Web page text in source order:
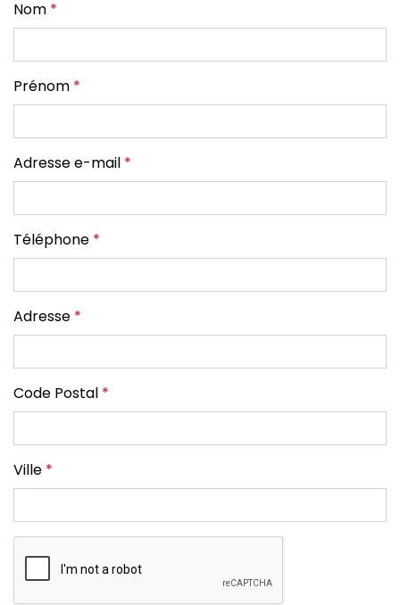
Nom *
Prénom *
Adresse e-mail *
Téléphone *
Adresse *
Code Postal *
Ville *